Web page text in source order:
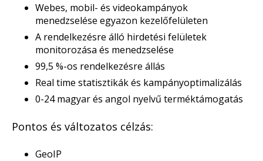
Webes, mobil- és videokampányok
menedzselése egyazon kezelőfelületen
A rendelkezésre álló hirdetési felületek
monitorozása és menedzselése
99,5 %-os rendelkezésre állás
Real time statisztikák és kampányoptimalizálás
0-24 magyar és angol nyelvű terméktámogatás
Pontos és változatos célzás:
GeoIP